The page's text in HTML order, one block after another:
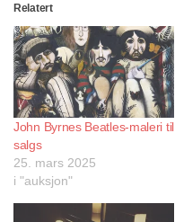
Relatert
John Byrnes Beatles-maleri til
salgs
25. mars 2025
i "auksjon"